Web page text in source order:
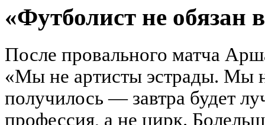
«Футболист не обязан
После провального матча
«Мы не артисты эстрады. Мы
получилось — завтра будет
профессия, а не цирк.